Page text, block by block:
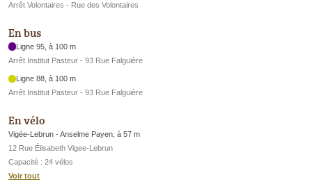
Arrêt Volontaires - Rue des Volontaires
En bus
Ligne 95, à 100 m
Arrêt Institut Pasteur - 93 Rue Falguière
Ligne 88, à 100 m
Arrêt Institut Pasteur - 93 Rue Falguière
En vélo
Vigée-Lebrun - Anselme Payen, à 57 m
12 Rue Élisabeth Vigee-Lebrun
Capacité : 24 vélos
Voir tout